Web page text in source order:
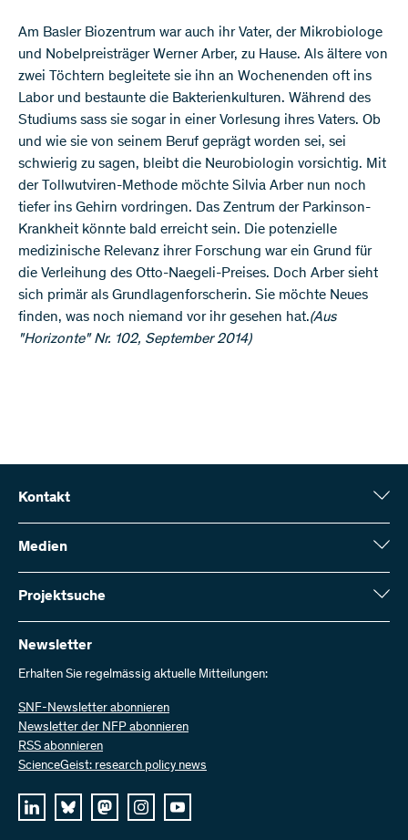
Am Basler Biozentrum war auch ihr Vater, der Mikrobiologe
und Nobelpreisträger Werner Arber, zu Hause. Als ältere von
zwei Töchtern begleitete sie ihn an Wochenenden oft ins
Labor und bestaunte die Bakterienkulturen. Während des
Studiums sass sie sogar in einer Vorlesung ihres Vaters. Ob
und wie sie von seinem Beruf geprägt worden sei, sei
schwierig zu sagen, bleibt die Neurobiologin vorsichtig. Mit
der Tollwutviren-Methode möchte Silvia Arber nun noch
tiefer ins Gehirn vordringen. Das Zentrum der Parkinson-
Krankheit könnte bald erreicht sein. Die potenzielle
medizinische Relevanz ihrer Forschung war ein Grund für
die Verleihung des Otto-Naegeli-Preises. Doch Arber sieht
sich primär als Grundlagenforscherin. Sie möchte Neues
finden, was noch niemand vor ihr gesehen hat.(Aus
"Horizonte" Nr. 102, September 2014)
Kontakt
Schweizerischer Nationalfonds (SNF)
Wildhainweg 3
Kontakt aufnehmen
Rechnung senden
Bei uns arbeiten
Offene Stellen
Medien
Medienauskünfte
Jahresbericht
Projektsuche
Hier finden Sie umfangreiche Informationen zu den vom SNF
bewilligten Forschungsprojekten und Förderbeiträgen:
Projektsuche
Newsletter
Erhalten Sie regelmässig aktuelle Mitteilungen:
SNF-Newsletter abonnieren
Newsletter der NFP abonnieren
RSS abonnieren
ScienceGeist: research policy news